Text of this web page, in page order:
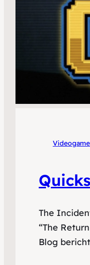
The
“The
Blog